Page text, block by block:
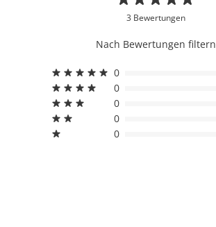
3 Bewertungen
Nach Bewertungen filtern
0
0
0
0
0